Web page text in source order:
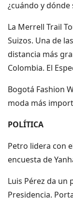
¿cuándo y dónde
La Merrell Trail
Suizos. Una de
distancia más
Colombia. El
Bogotá Fashion
moda más
POLÍTICA
Petro lidera con
encuesta de
Luis Pérez da un
Presidencia.